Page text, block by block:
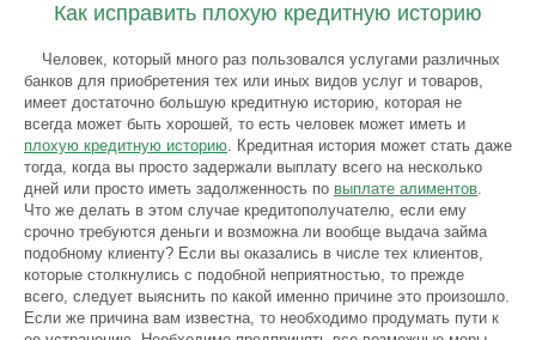
Как исправить плохую кредитную историю
Человек, который много раз пользовался услугами различных
банков для приобретения тех или иных видов услуг и товаров,
имеет достаточно большую кредитную историю, которая не
всегда может быть хорошей, то есть человек может иметь и
плохую кредитную историю. Кредитная история может стать даже
тогда, когда вы просто задержали выплату всего на несколько
дней или просто иметь задолженность по выплате алиментов.
Что же делать в этом случае кредитополучателю, если ему
срочно требуются деньги и возможна ли вообще выдача займа
подобному клиенту? Если вы оказались в числе тех клиентов,
которые столкнулись с подобной неприятностью, то прежде
всего, следует выяснить по какой именно причине это произошло.
Если же причина вам известна, то необходимо продумать пути к